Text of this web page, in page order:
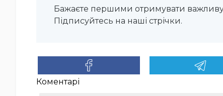
Бажаєте першими отримувати
Підписуйтесь на наші стрічки.
Коментарі